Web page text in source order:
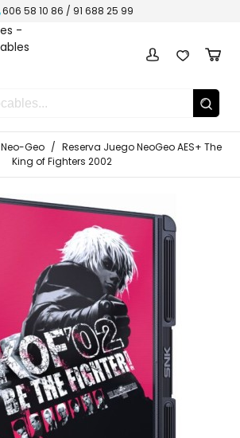
606 58 10 86 / 91 688 25 99
Neo-Geo / Reserva Juego NeoGeo AES+ The
King of Fighters 2002